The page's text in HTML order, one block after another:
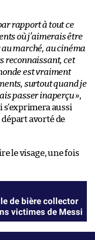
rapport à tout ce
où j’aimerais être
marché, au cinéma
reconnaissant, cet
est vraiment
surtout quand je
passer inaperçu »,
s’exprimera aussi
départ avorté de
le visage, une fois
de bière collector
victimes de Messi